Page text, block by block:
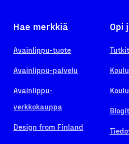
Hae merkkiä
Avainlippu-tuote
Avainlippu-palvelu
Avainlippu-
verkkokauppa
Design from Finland
Opi
Blogit